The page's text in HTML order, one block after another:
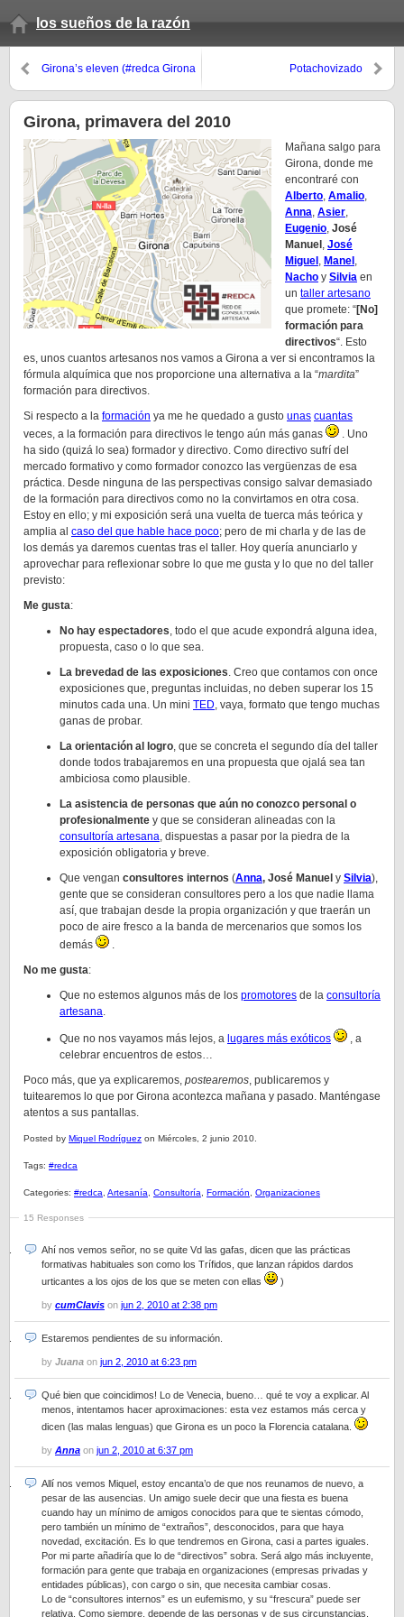
los sueños de la razón
Girona’s eleven (#redca Girona
Potachovizado
Girona, primavera del 2010
Mañana salgo para
Girona, donde me
encontraré con
Alberto, Amalio,
Anna, Asier,
Eugenio, José
Manuel , José
Miguel , Manel ,
Nacho y Silvia en
un taller artesano
que promete: “[No]
formación para
directivos“. Esto
es, unos cuantos artesanos nos vamos a Girona a ver si encontramos la
fórmula alquímica que nos proporcione una alternativa a la “mardita”
formación para directivos.
Si respecto a la formación ya me he quedado a gusto unas cuantas
veces, a la formación para directivos le tengo aún más ganas
. Uno
ha sido (quizá lo sea) formador y directivo. Como directivo sufrí del
mercado formativo y como formador conozco las vergüenzas de esa
práctica. Desde ninguna de las perspectivas consigo salvar demasiado
de la formación para directivos como no la convirtamos en otra cosa.
Estoy en ello; y mi exposición será una vuelta de tuerca más teórica y
amplia al caso del que hable hace poco; pero de mi charla y de las de
los demás ya daremos cuentas tras el taller. Hoy quería anunciarlo y
aprovechar para reflexionar sobre lo que me gusta y lo que no del taller
previsto:
Me gusta:
No hay espectadores, todo el que acude expondrá alguna idea,
propuesta, caso o lo que sea.
La brevedad de las exposiciones. Creo que contamos con once
exposiciones que, preguntas incluidas, no deben superar los 15
minutos cada una. Un mini TED, vaya, formato que tengo muchas
ganas de probar.
La orientación al logro, que se concreta el segundo día del taller
donde todos trabajaremos en una propuesta que ojalá sea tan
ambiciosa como plausible.
La asistencia de personas que aún no conozco personal o
profesionalmente y que se consideran alineadas con la
consultoría artesana, dispuestas a pasar por la piedra de la
exposición obligatoria y breve.
Que vengan consultores internos (Anna, José Manuel y Silvia),
gente que se consideran consultores pero a los que nadie llama
así, que trabajan desde la propia organización y que traerán un
poco de aire fresco a la banda de mercenarios que somos los
demás
.
No me gusta:
Que no estemos algunos más de los promotores de la consultoría
artesana.
Que no nos vayamos más lejos, a lugares más exóticos
, a
celebrar encuentros de estos…
Poco más, que ya explicaremos, postearemos, publicaremos y
tuitearemos lo que por Girona acontezca mañana y pasado. Manténgase
atentos a sus pantallas.
Posted by Miquel Rodríguez on Miércoles, 2 junio 2010.
Tags: #redca
Categories: #redca Artesanía Consultoría Formación Organizaciones
15 Responses
Ahí nos vemos señor, no se quite Vd las gafas, dicen que las prácticas
formativas habituales son como los Trífidos, que lanzan rápidos dardos
urticantes a los ojos de los que se meten con ellas
)
by cumClavis on jun 2, 2010 at 2:38 pm
Estaremos pendientes de su información.
by Juana on jun 2, 2010 at 6:23 pm
Qué bien que coincidimos! Lo de Venecia, bueno… qué te voy a explicar. Al
menos, intentamos hacer aproximaciones: esta vez estamos más cerca y
dicen (las malas lenguas) que Girona es un poco la Florencia catalana.
by Anna on jun 2, 2010 at 6:37 pm
Allí nos vemos Miquel, estoy encanta’o de que nos reunamos de nuevo, a
pesar de las ausencias. Un amigo suele decir que una fiesta es buena
cuando hay un mínimo de amigos conocidos para que te sientas cómodo,
pero también un mínimo de “extraños”, desconocidos, para que haya
novedad, excitación. Es lo que tendremos en Girona, casi a partes iguales.
Por mi parte añadiría que lo de “directivos” sobra. Será algo más incluyente,
formación para gente que trabaja en organizaciones (empresas privadas y
entidades públicas), con cargo o sin, que necesita cambiar cosas.
Lo de “consultores internos” es un eufemismo, y su “frescura” puede ser
relativa. Como siempre, depende de las personas y de sus circunstancias.